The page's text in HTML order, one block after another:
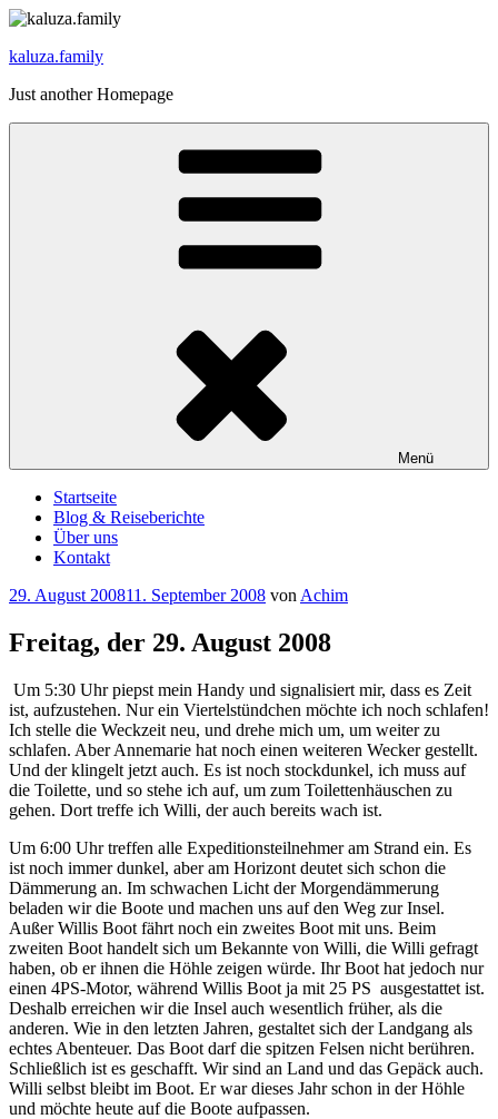
Zum
springen
kaluza.family
Just another Homepage
Menü
Startseite
Blog & Reiseberichte
Über uns
Kontakt
Veröffentlicht
29. August 200811. September 2008 von Achim
Freitag, der 29. August 2008
Um 5:30 Uhr piepst mein Handy und signalisiert mir, dass es Zeit
ist, aufzustehen. Nur ein Viertelstündchen möchte ich noch schlafen!
Ich stelle die Weckzeit neu, und drehe mich um, um weiter zu
schlafen. Aber Annemarie hat noch einen weiteren Wecker gestellt.
Und der klingelt jetzt auch. Es ist noch stockdunkel, ich muss auf
die Toilette, und so stehe ich auf, um zum Toilettenhäuschen zu
gehen. Dort treffe ich Willi, der auch bereits wach ist.
Um 6:00 Uhr treffen alle Expeditionsteilnehmer am Strand ein. Es
ist noch immer dunkel, aber am Horizont deutet sich schon die
Dämmerung an. Im schwachen Licht der Morgendämmerung
beladen wir die Boote und machen uns auf den Weg zur Insel.
Außer Willis Boot fährt noch ein zweites Boot mit uns. Beim
zweiten Boot handelt sich um Bekannte von Willi, die Willi gefragt
haben, ob er ihnen die Höhle zeigen würde. Ihr Boot hat jedoch nur
einen 4PS-Motor, während Willis Boot ja mit 25 PS ausgestattet ist.
Deshalb erreichen wir die Insel auch wesentlich früher, als die
anderen. Wie in den letzten Jahren, gestaltet sich der Landgang als
echtes Abenteuer. Das Boot darf die spitzen Felsen nicht berühren.
Schließlich ist es geschafft. Wir sind an Land und das Gepäck auch.
Willi selbst bleibt im Boot. Er war dieses Jahr schon in der Höhle
und möchte heute auf die Boote aufpassen.